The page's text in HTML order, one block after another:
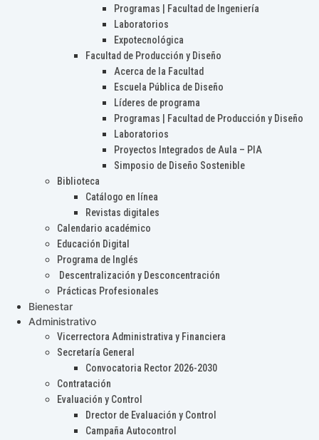
Programas | Facultad de Ingeniería
Laboratorios
Expotecnológica
Facultad de Producción y Diseño
Acerca de la Facultad
Escuela Pública de Diseño
Líderes de programa
Programas | Facultad de Producción y Diseño
Laboratorios
Proyectos Integrados de Aula – PIA
Simposio de Diseño Sostenible
Biblioteca
Catálogo en línea
Revistas digitales
Calendario académico
Educación Digital
Programa de Inglés
Descentralización y Desconcentración
Prácticas Profesionales
Bienestar
Administrativo
Vicerrectora Administrativa y Financiera
Secretaría General
Convocatoria Rector 2026-2030
Contratación
Evaluación y Control
Drector de Evaluación y Control
Campaña Autocontrol